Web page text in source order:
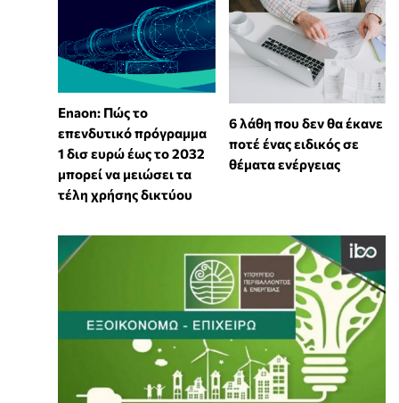
Enaon: Πώς το
επενδυτικό πρόγραμμα
1 δισ ευρώ έως το 2032
μπορεί να μειώσει τα
τέλη χρήσης δικτύου
6 λάθη που δεν θα έκανε
ποτέ ένας ειδικός σε
θέματα ενέργειας